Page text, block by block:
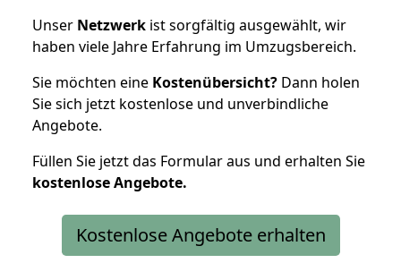
Unser Netzwerk ist sorgfältig ausgewählt, wir
haben viele Jahre Erfahrung im Umzugsbereich.
Sie möchten eine Kostenübersicht? Dann holen
Sie sich jetzt kostenlose und unverbindliche
Angebote.
Füllen Sie jetzt das Formular aus und erhalten Sie
kostenloseAngebote.
Kostenlose Angebote erhalten